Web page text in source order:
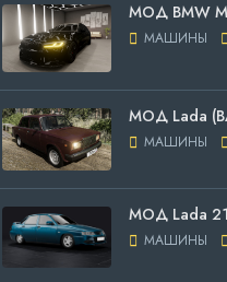
МОД BMW
МАШИНЫ
МОД Lada
МАШИНЫ
МОД Lada
МАШИНЫ